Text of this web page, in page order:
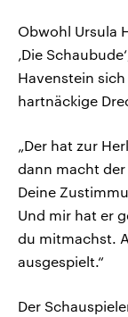
Obwohl Ursula
‚Die
Havenstein
hartnäckige
„Der hat zur
dann macht
Deine
Und mir hat er
du mitmachst.
ausgespielt.“
Der